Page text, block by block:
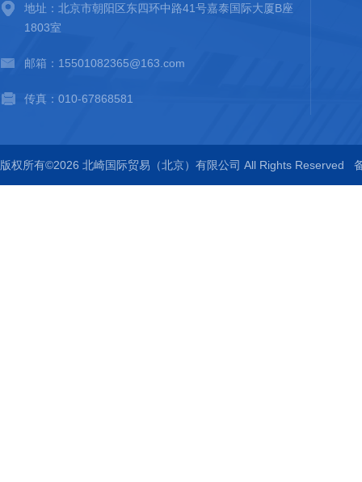
地址：北京市朝阳区东四环中路41号嘉泰国际大厦B座
1803室
邮箱：15501082365@163.com
传真：010-67868581
版权所有©2026 北崎国际贸易（北京）有限公司 All Rights Reserved